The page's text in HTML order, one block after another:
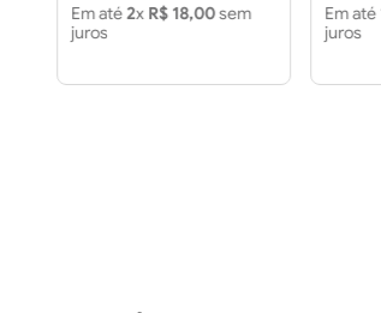
Em até2x R$ 18,00sem
juros
Em até
juros